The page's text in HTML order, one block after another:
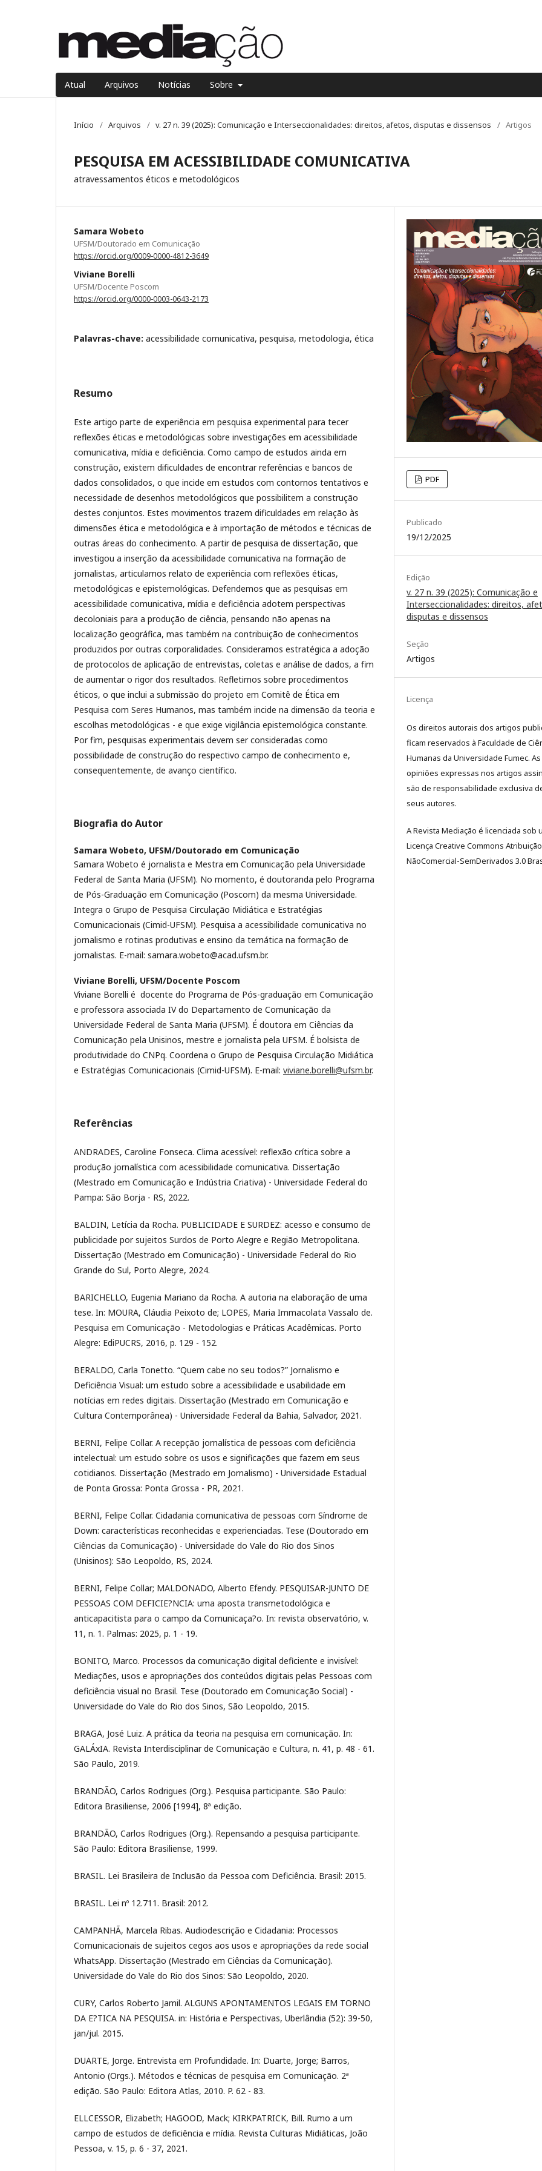
Atual Arquivos Notícias Sobre
Início / Arquivos / v. 27 n. 39 (2025): Comunicação e Interseccionalidades: direitos, afetos, disputas e dissensos / Artigos
PESQUISA EM ACESSIBILIDADE COMUNICATIVA
atravessamentos éticos e metodológicos
Samara Wobeto
UFSM/Doutorado em Comunicação
https://orcid.org/0009-0000-4812-3649
Viviane Borelli
UFSM/Docente Poscom
https://orcid.org/0000-0003-0643-2173
Palavras-chave: acessibilidade comunicativa, pesquisa, metodologia, ética
Resumo
Este artigo parte de experiência em pesquisa experimental para tecer
reflexões éticas e metodológicas sobre investigações em acessibilidade
comunicativa, mídia e deficiência. Como campo de estudos ainda em
construção, existem dificuldades de encontrar referências e bancos de
dados consolidados, o que incide em estudos com contornos tentativos e
necessidade de desenhos metodológicos que possibilitem a construção
destes conjuntos. Estes movimentos trazem dificuldades em relação às
dimensões ética e metodológica e à importação de métodos e técnicas de
outras áreas do conhecimento. A partir de pesquisa de dissertação, que
investigou a inserção da acessibilidade comunicativa na formação de
jornalistas, articulamos relato de experiência com reflexões éticas,
metodológicas e epistemológicas. Defendemos que as pesquisas em
acessibilidade comunicativa, mídia e deficiência adotem perspectivas
decoloniais para a produção de ciência, pensando não apenas na
localização geográfica, mas também na contribuição de conhecimentos
produzidos por outras corporalidades. Consideramos estratégica a adoção
de protocolos de aplicação de entrevistas, coletas e análise de dados, a fim
de aumentar o rigor dos resultados. Refletimos sobre procedimentos
éticos, o que inclui a submissão do projeto em Comitê de Ética em
Pesquisa com Seres Humanos, mas também incide na dimensão da teoria e
escolhas metodológicas - e que exige vigilância epistemológica constante.
Por fim, pesquisas experimentais devem ser consideradas como
possibilidade de construção do respectivo campo de conhecimento e,
consequentemente, de avanço científico.
Biografia do Autor
Samara Wobeto, UFSM/Doutorado em Comunicação
Samara Wobeto é jornalista e Mestra em Comunicação pela Universidade
Federal de Santa Maria (UFSM). No momento, é doutoranda pelo Programa
de Pós-Graduação em Comunicação (Poscom) da mesma Universidade.
Integra o Grupo de Pesquisa Circulação Midiática e Estratégias
Comunicacionais (Cimid-UFSM). Pesquisa a acessibilidade comunicativa no
jornalismo e rotinas produtivas e ensino da temática na formação de
jornalistas. E-mail: samara.wobeto@acad.ufsm.br.
Viviane Borelli, UFSM/Docente Poscom
Viviane Borelli é docente do Programa de Pós-graduação em Comunicação
e professora associada IV do Departamento de Comunicação da
Universidade Federal de Santa Maria (UFSM). É doutora em Ciências da
Comunicação pela Unisinos, mestre e jornalista pela UFSM. É bolsista de
produtividade do CNPq. Coordena o Grupo de Pesquisa Circulação Midiática
e Estratégias Comunicacionais (Cimid-UFSM). E-mail: viviane.borelli@ufsm.br.
Referências
ANDRADES, Caroline Fonseca. Clima acessível: reflexão crítica sobre a
produção jornalística com acessibilidade comunicativa. Dissertação
(Mestrado em Comunicação e Indústria Criativa) - Universidade Federal do
Pampa: São Borja - RS, 2022.
BALDIN, Letícia da Rocha. PUBLICIDADE E SURDEZ: acesso e consumo de
publicidade por sujeitos Surdos de Porto Alegre e Região Metropolitana.
Dissertação (Mestrado em Comunicação) - Universidade Federal do Rio
Grande do Sul, Porto Alegre, 2024.
BARICHELLO, Eugenia Mariano da Rocha. A autoria na elaboração de uma
tese. In: MOURA, Cláudia Peixoto de; LOPES, Maria Immacolata Vassalo de.
Pesquisa em Comunicação - Metodologias e Práticas Acadêmicas. Porto
Alegre: EdiPUCRS, 2016, p. 129 - 152.
BERALDO, Carla Tonetto. “Quem cabe no seu todos?” Jornalismo e
Deficiência Visual: um estudo sobre a acessibilidade e usabilidade em
notícias em redes digitais. Dissertação (Mestrado em Comunicação e
Cultura Contemporânea) - Universidade Federal da Bahia, Salvador, 2021.
BERNI, Felipe Collar. A recepção jornalística de pessoas com deficiência
intelectual: um estudo sobre os usos e significações que fazem em seus
cotidianos. Dissertação (Mestrado em Jornalismo) - Universidade Estadual
de Ponta Grossa: Ponta Grossa - PR, 2021.
BERNI, Felipe Collar. Cidadania comunicativa de pessoas com Síndrome de
Down: características reconhecidas e experienciadas. Tese (Doutorado em
Ciências da Comunicação) - Universidade do Vale do Rio dos Sinos
(Unisinos): São Leopoldo, RS, 2024.
BERNI, Felipe Collar; MALDONADO, Alberto Efendy. PESQUISAR-JUNTO DE
PESSOAS COM DEFICIE?NCIA: uma aposta transmetodológica e
anticapacitista para o campo da Comunicaça?o. In: revista observatório, v.
11, n. 1. Palmas: 2025, p. 1 - 19.
BONITO, Marco. Processos da comunicação digital deficiente e invisível:
Mediações, usos e apropriações dos conteúdos digitais pelas Pessoas com
deficiência visual no Brasil. Tese (Doutorado em Comunicação Social) -
Universidade do Vale do Rio dos Sinos, São Leopoldo, 2015.
BRAGA, José Luiz. A prática da teoria na pesquisa em comunicação. In:
GALÁxIA. Revista Interdisciplinar de Comunicação e Cultura, n. 41, p. 48 - 61.
São Paulo, 2019.
BRANDÃO, Carlos Rodrigues (Org.). Pesquisa participante. São Paulo:
Editora Brasiliense, 2006 [1994], 8ª edição.
BRANDÃO, Carlos Rodrigues (Org.). Repensando a pesquisa participante.
São Paulo: Editora Brasiliense, 1999.
BRASIL. Lei Brasileira de Inclusão da Pessoa com Deficiência. Brasil: 2015.
BRASIL. Lei nº 12.711. Brasil: 2012.
CAMPANHÃ, Marcela Ribas. Audiodescrição e Cidadania: Processos
Comunicacionais de sujeitos cegos aos usos e apropriações da rede social
WhatsApp. Dissertação (Mestrado em Ciências da Comunicação).
Universidade do Vale do Rio dos Sinos: São Leopoldo, 2020.
CURY, Carlos Roberto Jamil. ALGUNS APONTAMENTOS LEGAIS EM TORNO
DA E?TICA NA PESQUISA. in: História e Perspectivas, Uberlândia (52): 39-50,
jan/jul. 2015.
DUARTE, Jorge. Entrevista em Profundidade. In: Duarte, Jorge; Barros,
Antonio (Orgs.). Métodos e técnicas de pesquisa em Comunicação. 2ª
edição. São Paulo: Editora Atlas, 2010. P. 62 - 83.
ELLCESSOR, Elizabeth; HAGOOD, Mack; KIRKPATRICK, Bill. Rumo a um
campo de estudos de deficiência e mídia. Revista Culturas Midiáticas, João
Pessoa, v. 15, p. 6 - 37, 2021.
PDF
Publicado
19/12/2025
Edição
v. 27 n. 39 (2025): Comunicação e
Interseccionalidades: direitos,
disputas e dissensos
Seção
Artigos
Licença
Os direitos autorais dos artigos
ficam reservados à Faculdade de
Humanas da Universidade Fumec. As
opiniões expressas nos artigos
são de responsabilidade exclusiva
seus autores.
A Revista Mediação é licenciada sob
Licença Creative Commons
NãoComercial-SemDerivados 3.0